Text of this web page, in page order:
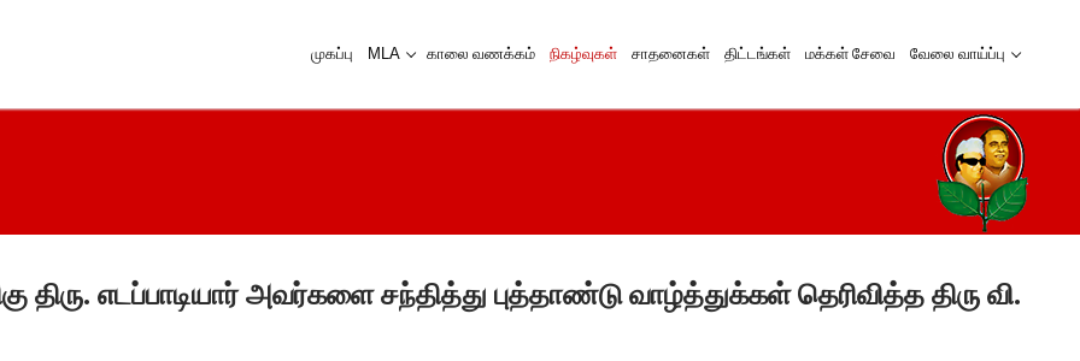
முகப்பு MLA காலை வணக்கம் நிகழ்வுகள் சாதனைகள் திட்டங்கள் மக்கள் சேவை வேலை வாய்ப்பு
எடப்பாடியார் அவர்களை சந்தித்து புத்தாண்டு வாழ்த்துக்கள் தெரிவித்த திரு வி.